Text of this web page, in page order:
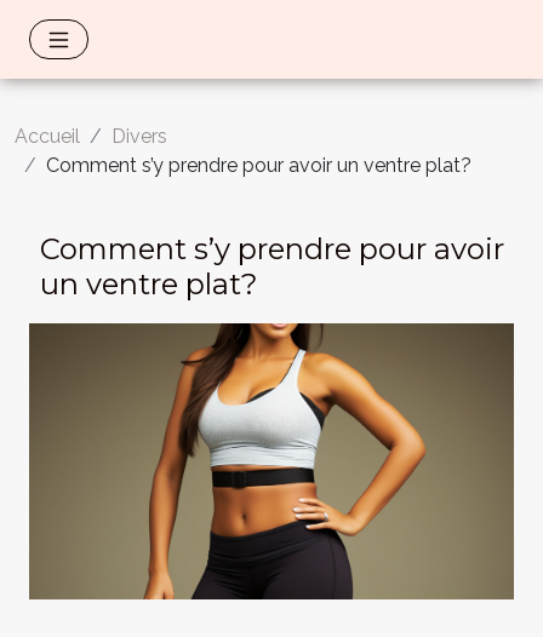
Accueil
Divers
Comment s’y prendre pour avoir un ventre plat?
Comment s’y prendre pour avoir
un ventre plat?